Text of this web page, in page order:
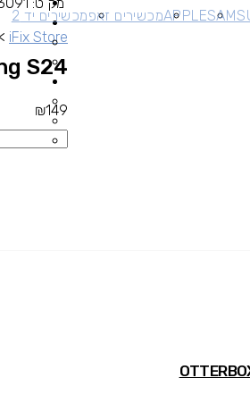
APPLEמכשירים זאפמכשירים יד 2
iFix Store
>
S24
₪149